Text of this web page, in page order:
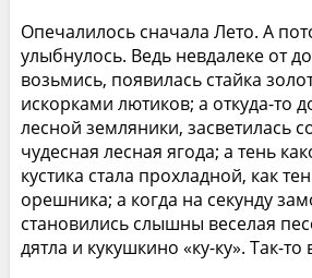
Опечалилось сначала Лето. А
улыбнулось. Ведь невдалеке от
возьмись, появилась стайка
искорками лютиков; а откуда-то
лесной земляники, засветилась
чудесная лесная ягода; а тень
кустика стала прохладной, как
орешника; а когда на секунду
становились слышны веселая
дятла и кукушкино «ку-ку». Так-то